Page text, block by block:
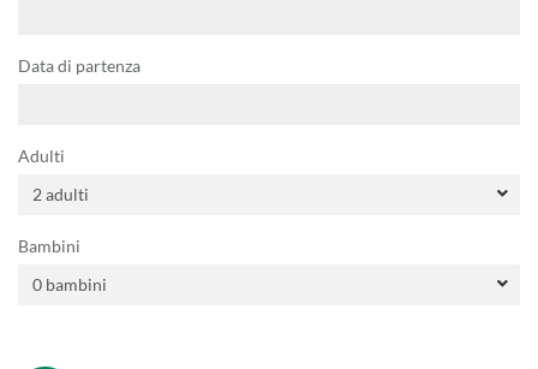
Data di partenza
Adulti
Bambini